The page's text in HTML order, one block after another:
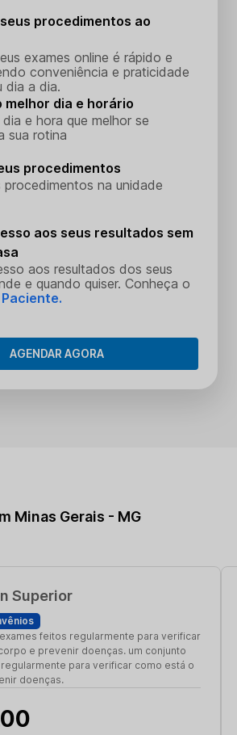
procedimentos ao
exames online é rápido e
conveniência e praticidade
dia a dia.
melhor dia e horário
e hora que melhor se
sua rotina
procedimentos
procedimentos na unidade
aos seus resultados sem
aos resultados dos seus
e quando quiser. Conheça o
AGENDAR AGORA
Minas Gerais - MG
Superior
feitos regularmente para verificar
e prevenir doenças. um conjunto
para verificar como está o
doenças.